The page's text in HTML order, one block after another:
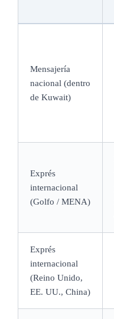
Mensajería
nacional (dentro
de Kuwait)
Exprés
internacional
(Golfo / MENA)
Exprés
internacional
(Reino Unido,
EE. UU., China)